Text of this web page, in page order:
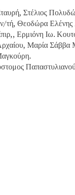
Στέλιος
τή, Θεοδώρα
Ερμιόνη Ιω.
Μαρία